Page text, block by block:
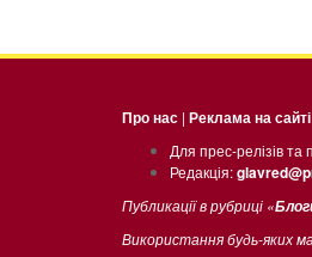
Про нас | Реклама на сайті
Для прес-релізів та
Редакція:
Публикації в рубриці «
Використання будь-яких